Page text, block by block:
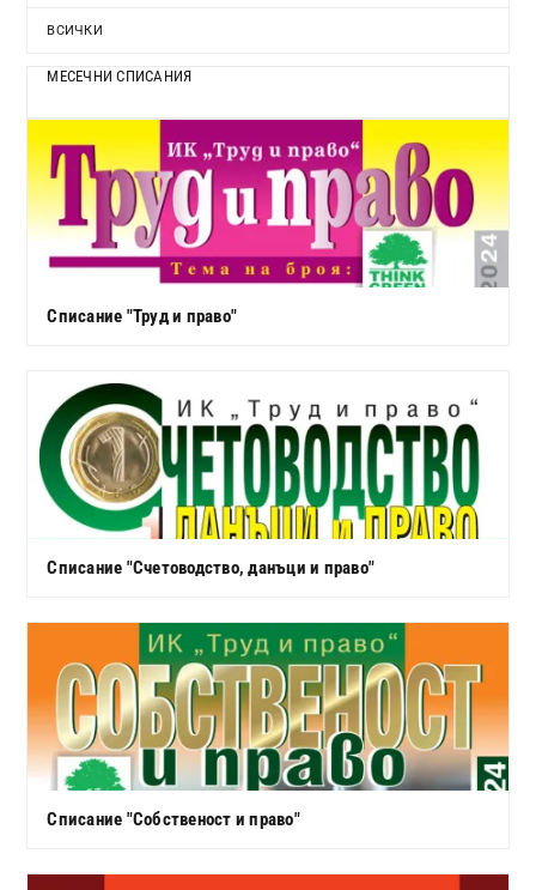
ВСИЧКИ
МЕСЕЧНИ СПИСАНИЯ
Списание "Труд и право"
Списание "Счетоводство, данъци и право"
Списание "Собственост и право"